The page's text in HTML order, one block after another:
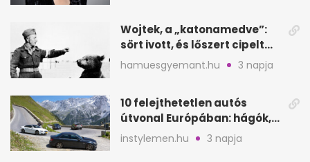
Wojtek, a „katonamedve”:
sört ivott, és lőszert cipelt
Monte Cassinónál
hamuesgyemant.hu 3 napja
10 felejthetetlen autós
útvonal Európában: hágók,
partok, fjordok
instylemen.hu 3 napja